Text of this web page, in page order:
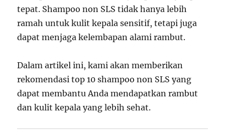
tepat. Shampoo non SLS tidak hanya lebih
ramah untuk kulit kepala sensitif, tetapi juga
dapat menjaga kelembapan alami rambut.
Dalam artikel ini, kami akan memberikan
rekomendasi top 10 shampoo non SLS yang
dapat membantu Anda mendapatkan rambut
dan kulit kepala yang lebih sehat.